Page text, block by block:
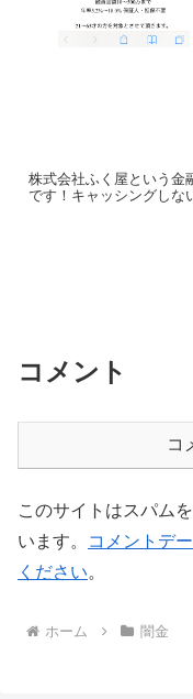
株式会社ふく屋という金
です！キャッシングしな
コメント
コ
このサイトはスパム
います。
コメントデ
ください。
ホーム 闇金